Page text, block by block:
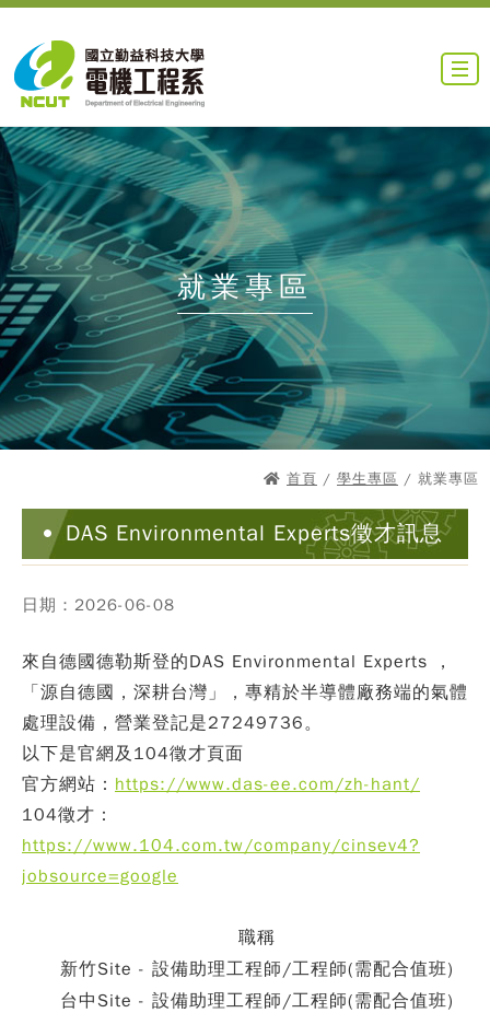
就業專區
首頁 / 學生專區 / 就業專區
DAS Environmental Experts徵才訊息
日期：2026-06-08
來自德國德勒斯登的DAS Environmental Experts ，
「源自德國，深耕台灣」，專精於半導體廠務端的氣體
處理設備， 營業登記是27249736。
以下是官網及104徵才頁面
官方網站： https://www.das-ee.com/zh-hant/
104徵才：
https://www.104.com.tw/company/cinsev4?
jobsource=google
職稱
新竹Site - 設備助理工程師/工程師(需配合值班)
台中Site - 設備助理工程師/工程師(需配合值班)